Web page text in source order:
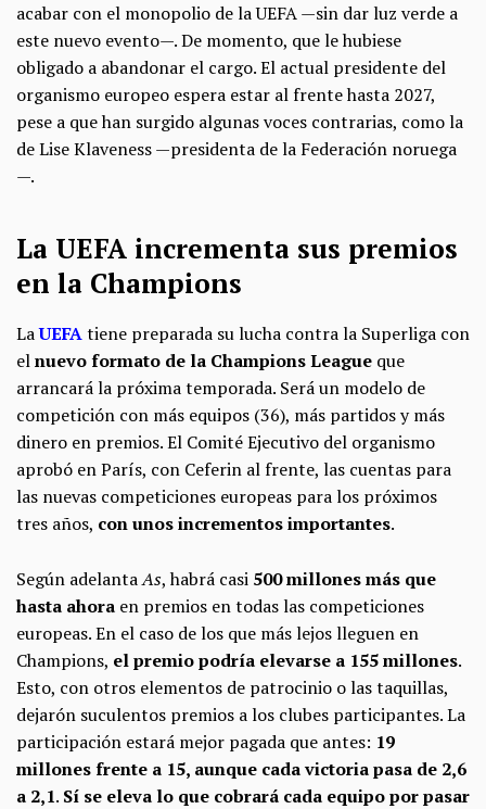
acabar con el monopolio de la UEFA —sin dar luz verde a
este nuevo evento—. De momento, que le hubiese
obligado a abandonar el cargo. El actual presidente del
organismo europeo espera estar al frente hasta 2027,
pese a que han surgido algunas voces contrarias, como la
de Lise Klaveness —presidenta de la Federación noruega
—.
La UEFA incrementa sus premios
en la Champions
LaUEFAtiene preparada su lucha contra la Superliga con
elnuevo formato de la Champions League que
arrancará la próxima temporada. Será un modelo de
competición con más equipos (36), más partidos y más
dinero en premios. El Comité Ejecutivo del organismo
aprobó en París, con Ceferin al frente, las cuentas para
las nuevas competiciones europeas para los próximos
tres años, con unos incrementos importantes.
Según adelantaAs, habrá casi 500 millones más que
hasta ahora en premios en todas las competiciones
europeas. En el caso de los que más lejos lleguen en
Champions, el premio podría elevarse a 155 millones.
Esto, con otros elementos de patrocinio o las taquillas,
dejarón suculentos premios a los clubes participantes. La
participación estará mejor pagada que antes: 19
millones frente a 15, aunque cada victoria pasa de 2,6
a 2,1. Sí se eleva lo que cobrará cada equipo por pasar